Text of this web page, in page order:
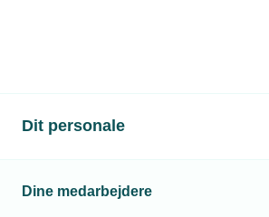
Dit personale
Dine medarbejdere
Politik
Klima og energi